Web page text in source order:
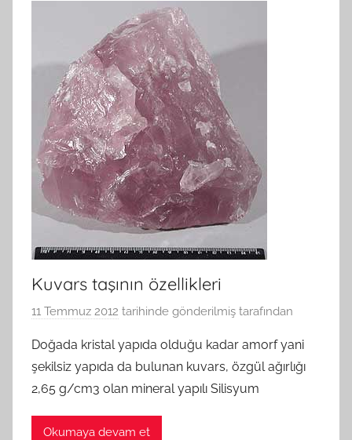
Kuvars taşının özellikleri
11 Temmuz 2012 tarihinde gönderilmiş tarafından
Doğada kristal yapıda olduğu kadar amorf yani
şekilsiz yapıda da bulunan kuvars, özgül ağırlığı
2,65 g/cm3 olan mineral yapılı Silisyum
Okumaya devam et